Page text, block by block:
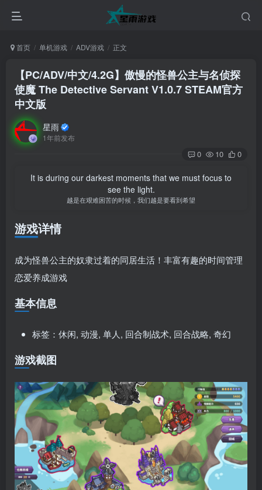
首页 单机游戏 ADV游戏 正文
【PC/ADV/中文/4.2G】傲慢的怪兽公主与名侦探
使魔 The Detective Servant V1.0.7 STEAM官方
中文版
星雨
1年前发布
0 10 0
It is during our darkest moments that we must focus to
see the light.
越是在艰难困苦的时候，我们越是要看到希望
游戏详情
成为怪兽公主的奴隶过着的同居生活！丰富有趣的时间管理
恋爱养成游戏
基本信息
标签：休闲, 动漫, 单人, 回合制战术, 回合战略, 奇幻
游戏截图